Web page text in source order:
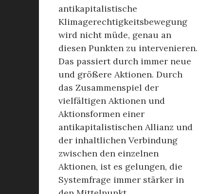
antikapitalistische
Klimagerechtigkeitsbewegung
wird nicht müde, genau an
diesen Punkten zu intervenieren.
Das passiert durch immer neue
und größere Aktionen. Durch
das Zusammenspiel der
vielfältigen Aktionen und
Aktionsformen einer
antikapitalistischen Allianz und
der inhaltlichen Verbindung
zwischen den einzelnen
Aktionen, ist es gelungen, die
Systemfrage immer stärker in